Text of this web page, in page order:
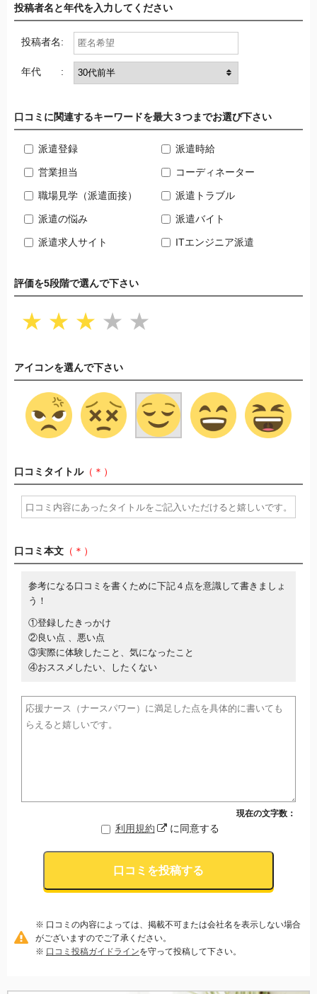
投稿者名と年代を入力してください
投稿者名:
年代 :
口コミに関連するキーワードを最大３つまでお選び下さい
派遣登録 派遣時給
営業担当 コーディネーター
職場見学（派遣面接） 派遣トラブル
派遣の悩み 派遣バイト
派遣求人サイト ITエンジニア派遣
評価を5段階で選んで下さい
★ ★ ★ ★ ★
アイコンを選んで下さい
口コミタイトル（＊）
口コミ本文 （＊）
参考になる口コミを書くために下記４点を意識して書きましょ
う！
①登録したきっかけ
②良い点 、悪い点
③実際に体験したこと、気になったこと
④おススメしたい、したくない
現在の文字数：
利用規約 に同意する
口コミを投稿する
※ 口コミの内容によっては、掲載不可または会社名を表示しない場合
がございますのでご了承ください。
※ 口コミ投稿ガイドラインを守って投稿して下さい。